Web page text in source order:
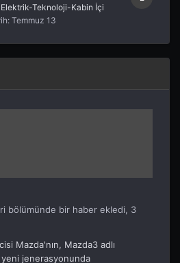
Teknoloji-Kabin İçi
Temmuz 13
bölümünde bir haber ekledi, 3
Mazda'nın, Mazda3 adlı
jenerasyonunda